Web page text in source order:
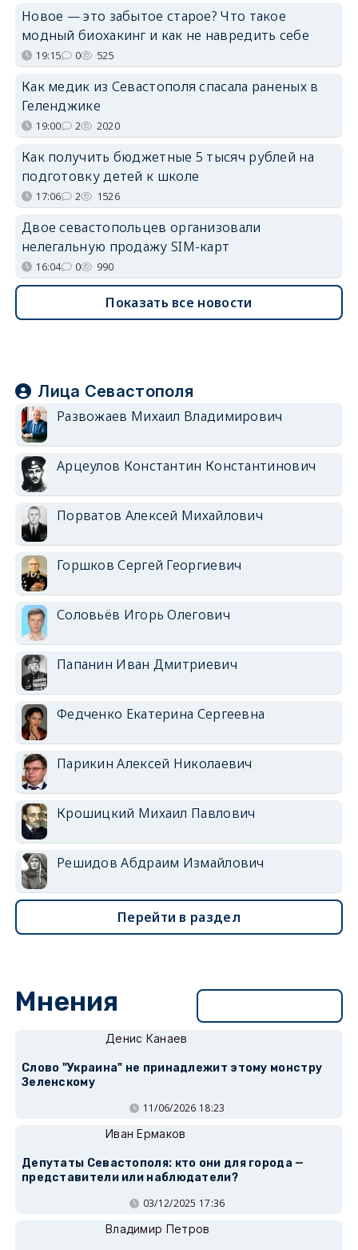
Новое — это забытое старое? Что такое
модный биохакинг и как не навредить себе
19:15 0 525
Как медик из Севастополя спасала раненых в
Геленджике
19:00 2 2020
Как получить бюджетные 5 тысяч рублей на
подготовку детей к школе
17:06 2 1526
Двое севастопольцев организовали
нелегальную продажу SIM-карт
16:04 0 990
Показать все новости
Лица Севастополя
Развожаев Михаил Владимирович
Арцеулов Константин Константинович
Порватов Алексей Михайлович
Горшков Сергей Георгиевич
Соловьёв Игорь Олегович
Папанин Иван Дмитриевич
Федченко Екатерина Сергеевна
Парикин Алексей Николаевич
Крошицкий Михаил Павлович
Решидов Абдраим Измайлович
Перейти в раздел
Мнения
Денис Канаев
Слово "Украина" не принадлежит этому монстру
Зеленскому
11/06/2026 18:23
Иван Ермаков
Депутаты Севастополя: кто они для города —
представители или наблюдатели?
03/12/2025 17:36
Владимир Петров